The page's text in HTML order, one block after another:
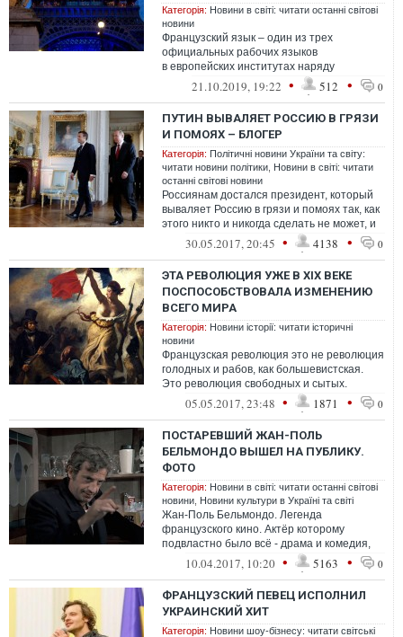
Категорія: Новини в світі: читати останні світові
новини
Французский язык – один из трех
официальных рабочих языков
в европейских институтах наряду
с английским и немецким. Однако его все
реже используют чин...
21.10.2019, 19:22 • 512 • 0
ПУТИН ВЫВАЛЯЕТ РОССИЮ В ГРЯЗИ
И ПОМОЯХ – БЛОГЕР
Категорія: Політичні новини України та світу:
читати новини політики Новини в світі: читати
останні світові новини
Россиянам достался президент, который
вываляет Россию в грязи и помоях так, как
этого никто и никогда сделать не может, и
вчера он сделал это мастерск...
30.05.2017, 20:45 • 4138 • 0
ЭТА РЕВОЛЮЦИЯ УЖЕ В XIX ВЕКЕ
ПОСПОСОБСТВОВАЛА ИЗМЕНЕНИЮ
ВСЕГО МИРА
Категорія: Новини історії: читати історичні
новини
Французская революция это не революция
голодных и рабов, как большевистская.
Это революция свободных и сытых.
Французская революция – это первая
05.05.2017, 23:48 • 1871 • 0
ПОСТАРЕВШИЙ ЖАН-ПОЛЬ
БЕЛЬМОНДО ВЫШЕЛ НА ПУБЛИКУ.
ФОТО
Категорія: Новини в світі: читати останні світові
новини Новини культури в Україні та світі
Жан-Поль Бельмондо. Легенда
французского кино. Актёр которому
подвластно было всё - драма и комедия,
боевики и мелодрама. Я уже не помню, с
10.04.2017, 10:20 • 5163 • 0
ФРАНЦУЗСКИЙ ПЕВЕЦ ИСПОЛНИЛ
УКРАИНСКИЙ ХИТ
Категорія: Новини шоу-бізнесу: читати світські